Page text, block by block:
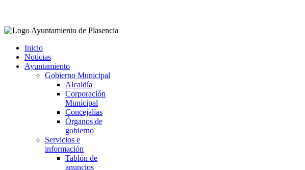
Inicio
Noticias
Ayuntamiento
Gobierno Municipal
Alcaldía
Corporación
Municipal
Concejalías
Órganos de
gobierno
Servicios e
información
Tablón de
anuncios